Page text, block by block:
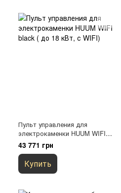
Пульт управления для
электрокаменки HUUM WIFI
black ( до 18 кВт, с WIFI)
43 771 грн
Купить